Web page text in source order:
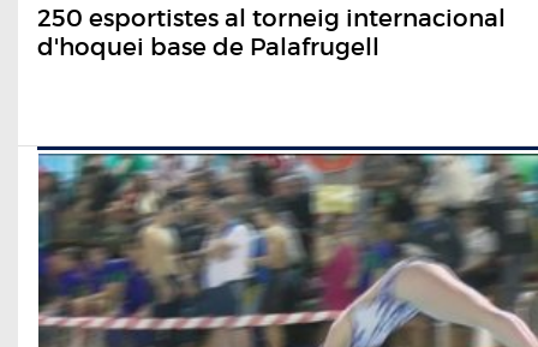
250 esportistes al torneig internacional
d'hoquei base de Palafrugell